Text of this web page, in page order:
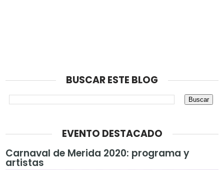
BUSCAR ESTE BLOG
EVENTO DESTACADO
Carnaval de Merida 2020: programa y
artistas